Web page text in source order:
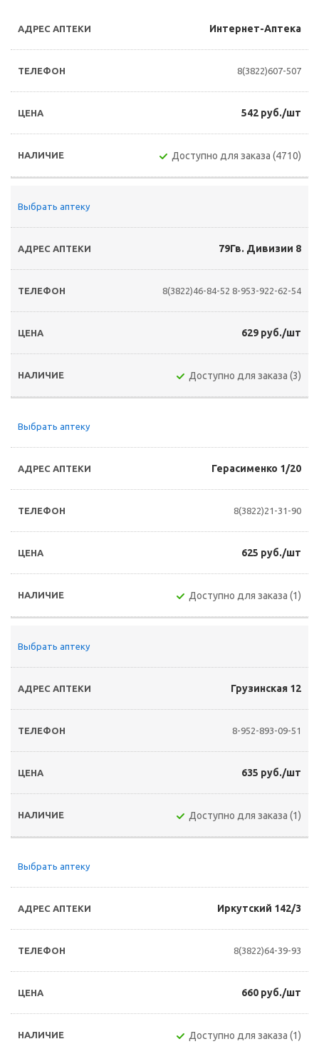
Интернет-Аптека
8(3822)607-507
542 руб./шт
Доступно для заказа (4710)
Выбрать аптеку
79Гв. Дивизии 8
8(3822)46-84-52 8-953-922-62-54
629 руб./шт
Доступно для заказа (3)
Выбрать аптеку
Герасименко 1/20
8(3822)21-31-90
625 руб./шт
Доступно для заказа (1)
Выбрать аптеку
Грузинская 12
8-952-893-09-51
635 руб./шт
Доступно для заказа (1)
Выбрать аптеку
Иркутский 142/3
8(3822)64-39-93
660 руб./шт
Доступно для заказа (1)